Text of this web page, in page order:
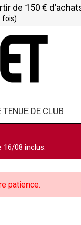
de 150 €
fois)
TENUE DE CLUB
16/08 inclus.
patience.